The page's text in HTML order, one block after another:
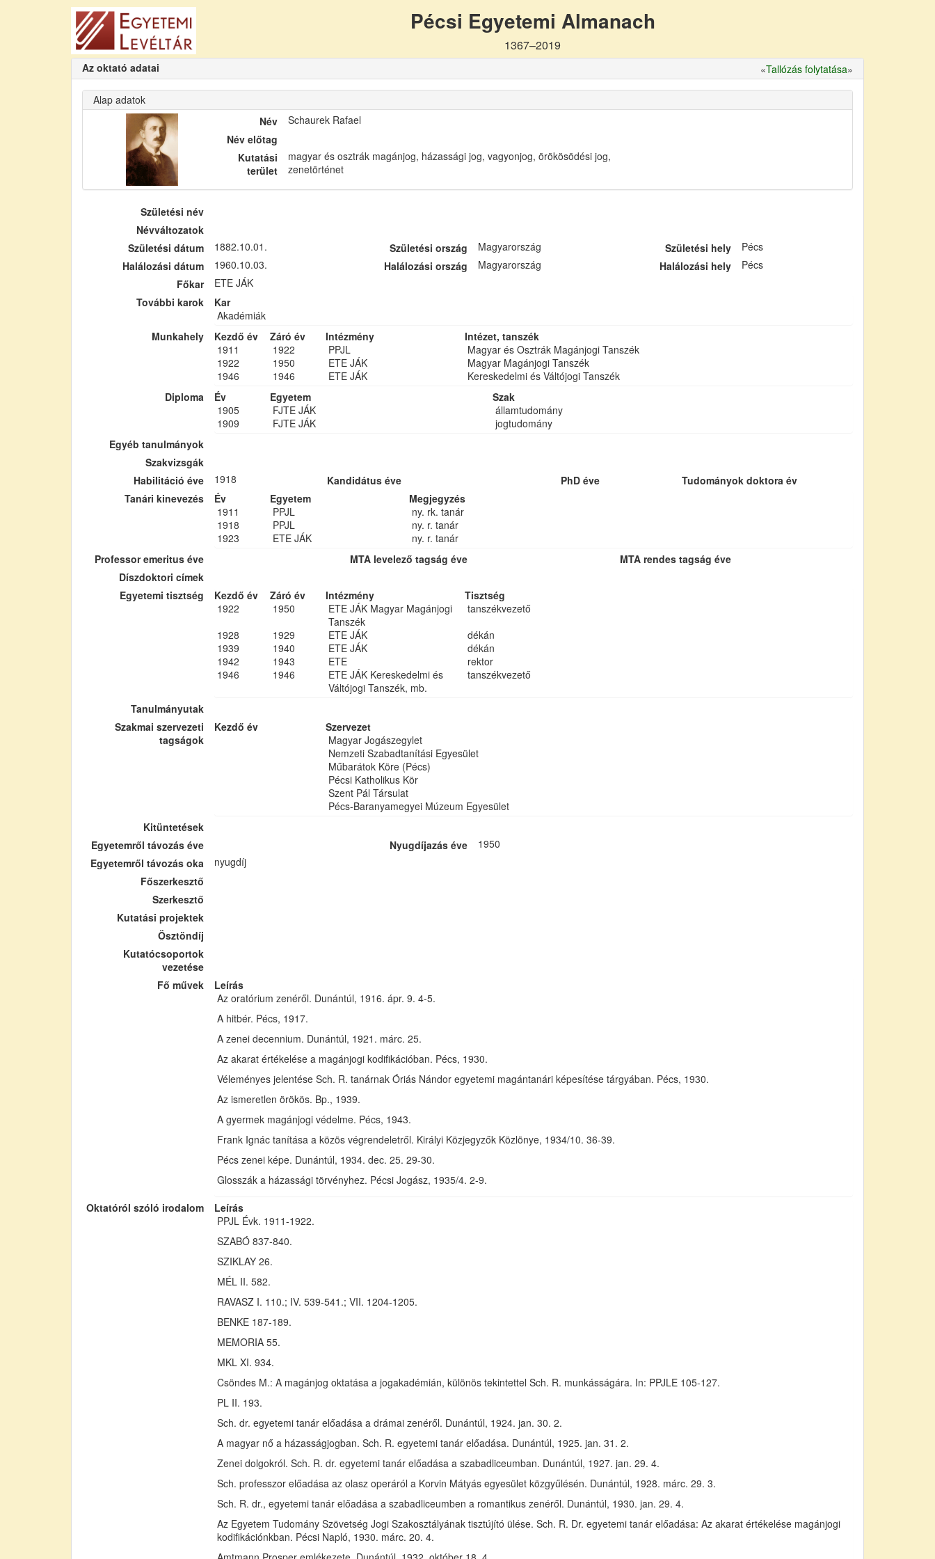
Pécsi Egyetemi Almanach
1367–2019
Az oktató adatai «Tallózás folytatása»
Alap adatok
Név
Schaurek Rafael
Név előtag
Kutatási
terület
magyar és osztrák magánjog, házassági jog, vagyonjog, örökösödési jog,
zenetörténet
Születési név
Névváltozatok
Születési dátum
1882.10.01. Születési ország Magyarország Születési hely
Pécs
Halálozási dátum
1960.10.03. Halálozási ország Magyarország Halálozási hely
Pécs
Főkar
ETE JÁK
További karok
Kar
Akadémiák
Munkahely
Kezdő év Záró év Intézmény
Intézet, tanszék
1911
1922 PPJL
Magyar és Osztrák Magánjogi Tanszék
1922
1950 ETE JÁK
Magyar Magánjogi Tanszék
1946
1946 ETE JÁK
Kereskedelmi és Váltójogi Tanszék
Diploma
Év Egyetem
Szak
1905
FJTE JÁK
államtudomány
1909
FJTE JÁK
jogtudomány
Egyéb tanulmányok
Szakvizsgák
Habilitáció éve
1918 Kandidátus éve PhD éve
Tudományok doktora év
Tanári kinevezés
Év Egyetem
Megjegyzés
1911
PPJL
ny. rk. tanár
1918
PPJL
ny. r. tanár
1923
ETE JÁK
ny. r. tanár
Professor emeritus éve
MTA levelező tagság éve
MTA rendes tagság éve
Díszdoktori címek
Egyetemi tisztség
Kezdő év Záró év Intézmény
Tisztség
1922
1950
ETE JÁK Magyar Magánjogi
Tanszék
tanszékvezető
1928
1929 ETE JÁK
dékán
1939
1940 ETE JÁK
dékán
1942
1943 ETE
rektor
1946
1946
ETE JÁK Kereskedelmi és
Váltójogi Tanszék, mb.
tanszékvezető
Tanulmányutak
Szakmai szervezeti
tagságok
Kezdő év
Szervezet
Magyar Jogászegylet
Nemzeti Szabadtanítási Egyesület
Műbarátok Köre (Pécs)
Pécsi Katholikus Kör
Szent Pál Társulat
Pécs-Baranyamegyei Múzeum Egyesület
Kitüntetések
Egyetemről távozás éve
Nyugdíjazás éve
1950
Egyetemről távozás oka
nyugdíj
Főszerkesztő
Szerkesztő
Kutatási projektek
Ösztöndíj
Kutatócsoportok
vezetése
Fő művek
Leírás
Az oratórium zenéről. Dunántúl, 1916. ápr. 9. 4-5.
A hitbér. Pécs, 1917.
A zenei decennium. Dunántúl, 1921. márc. 25.
Az akarat értékelése a magánjogi kodifikációban. Pécs, 1930.
Véleményes jelentése Sch. R. tanárnak Óriás Nándor egyetemi magántanári képesítése tárgyában. Pécs, 1930.
Az ismeretlen örökös. Bp., 1939.
A gyermek magánjogi védelme. Pécs, 1943.
Frank Ignác tanítása a közös végrendeletről. Királyi Közjegyzők Közlönye, 1934/10. 36-39.
Pécs zenei képe. Dunántúl, 1934. dec. 25. 29-30.
Glosszák a házassági törvényhez. Pécsi Jogász, 1935/4. 2-9.
Oktatóról szóló irodalom
Leírás
PPJL Évk. 1911-1922.
SZABÓ 837-840.
SZIKLAY 26.
MÉL II. 582.
RAVASZ I. 110.; IV. 539-541.; VII. 1204-1205.
BENKE 187-189.
MEMORIA 55.
MKL XI. 934.
Csöndes M.: A magánjog oktatása a jogakadémián, különös tekintettel Sch. R. munkásságára. In: PPJLE 105-127.
PL II. 193.
Sch. dr. egyetemi tanár előadása a drámai zenéről. Dunántúl, 1924. jan. 30. 2.
A magyar nő a házasságjogban. Sch. R. egyetemi tanár előadása. Dunántúl, 1925. jan. 31. 2.
Zenei dolgokról. Sch. R. dr. egyetemi tanár előadása a szabadliceumban. Dunántúl, 1927. jan. 29. 4.
Sch. professzor előadása az olasz operáról a Korvin Mátyás egyesület közgyűlésén. Dunántúl, 1928. márc. 29. 3.
Sch. R. dr., egyetemi tanár előadása a szabadliceumben a romantikus zenéről. Dunántúl, 1930. jan. 29. 4.
Az Egyetem Tudomány Szövetség Jogi Szakosztályának tisztújító ülése. Sch. R. Dr. egyetemi tanár előadása: Az akarat értékelése magánjogi
kodifikációnkban. Pécsi Napló, 1930. márc. 20. 4.